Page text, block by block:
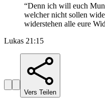
“Denn ich will euch
welcher nicht sollen
widerstehen alle eure
Lukas 21:15
Vers Teilen